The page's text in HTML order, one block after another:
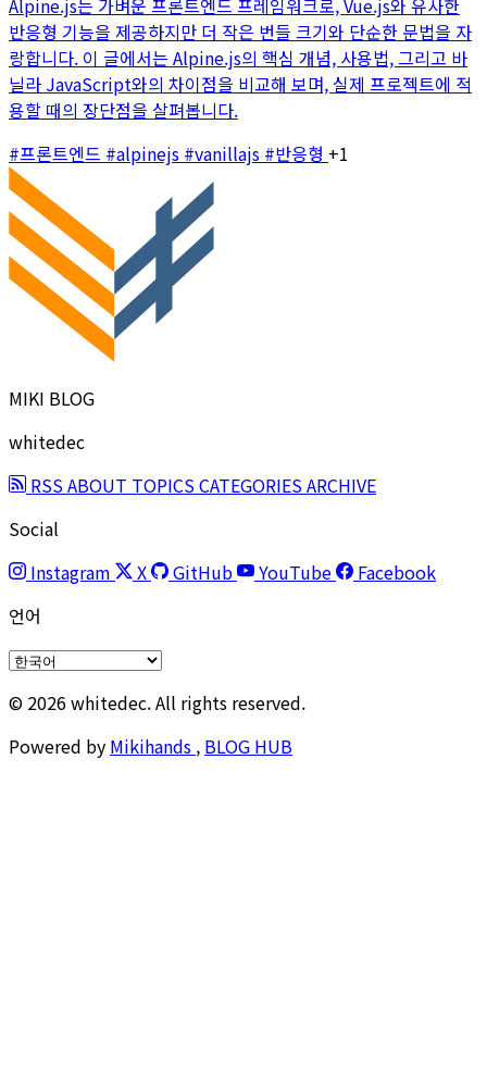
반응형 기능을 제공하지만 더 작은 번들 크기와 단순한 문법을 자
랑합니다. 이 글에서는 Alpine.js의 핵심 개념, 사용법, 그리고 바
닐라 JavaScript와의 차이점을 비교해 보며, 실제 프로젝트에 적
용할 때의 장단점을 살펴봅니다.
#프론트엔드 #alpinejs #vanillajs #반응형 +1
MIKI BLOG
whitedec
RSSABOUT TOPICSCATEGORIESARCHIVE
Social
Instagram
X GitHub YouTube
Facebook
언어
© 2026 whitedec. All rights reserved.
Powered by Mikihands , BLOG HUB